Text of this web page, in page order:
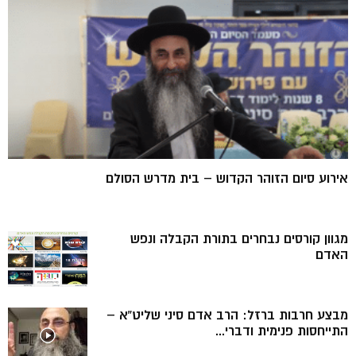
אירוע סיום הזוהר הקדוש – בית מדרש הסולם
מגוון קורסים נבחרים בתורת הקבלה ונפש
האדם
מבצע חרבות ברזל: הרב אדם סיני שליט”א –
התייחסות פנימית ודברי...